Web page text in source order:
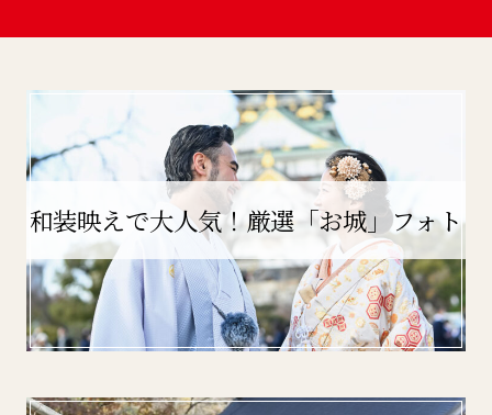
和装映えで大人気！厳選「お城」フォト